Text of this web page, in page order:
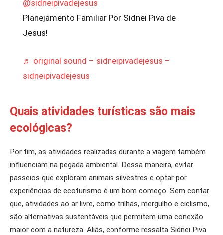
@sidneipivadejesus
Planejamento Familiar Por Sidnei Piva de
Jesus!
♬ original sound – sidneipivadejesus –
sidneipivadejesus
Quais atividades turísticas são mais
ecológicas?
Por fim, as atividades realizadas durante a viagem também
influenciam na pegada ambiental. Dessa maneira, evitar
passeios que exploram animais silvestres e optar por
experiências de ecoturismo é um bom começo. Sem contar
que, atividades ao ar livre, como trilhas, mergulho e ciclismo,
são alternativas sustentáveis que permitem uma conexão
maior com a natureza. Aliás, conforme ressalta Sidnei Piva